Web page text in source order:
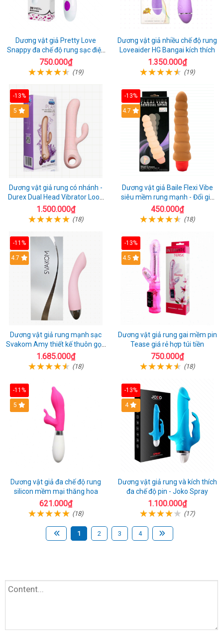
Dương vật giả Pretty Love
Snappy đa chế độ rung sạc điện
kích thích nữ
750.000₫
(19)
Dương vật giả nhiều chế độ rung
Loveaider HG Bangai kích thích
1.350.000₫
(19)
-13%
5
Dương vật giả rung có nhánh -
Durex Dual Head Vibrator Loop
21
1.500.000₫
(18)
-13%
4.7
Dương vật giả Baile Flexi Vibe
siêu mềm rung mạnh - Đổi gió
cuộc yêu mới
450.000₫
(18)
-11%
4.7
Dương vật giả rung mạnh sạc
Svakom Amy thiết kế thuôn gọn
dễ dùng
1.685.000₫
(18)
-13%
4.5
Dương vật giả rung gai mềm pin
Tease giá rẻ hợp túi tiền
750.000₫
(18)
-11%
5
Dương vật giả đa chế độ rung
silicon mềm mại thăng hoa
621.000₫
(18)
-13%
4
Dương vật giả rung và kích thích
đa chế độ pin - Joko Spray
1.100.000₫
(17)
1 2 3 4